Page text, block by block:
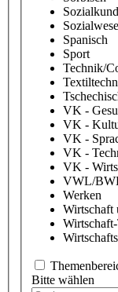
Spanisch
Sport
Technik/
VK -
VK -
VK -
VK -
VK -
VWL/
Werken
Wirtschaft
Bitte wählen